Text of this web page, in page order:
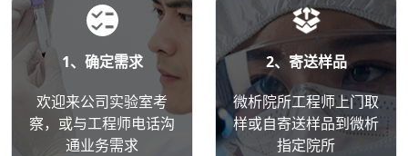
1、确定需求
欢迎来公司实验室考
察，或与工程师电话沟
通业务需求
2、寄送样品
微析院所工程师上门取
样或自寄送样品到微析
指定院所